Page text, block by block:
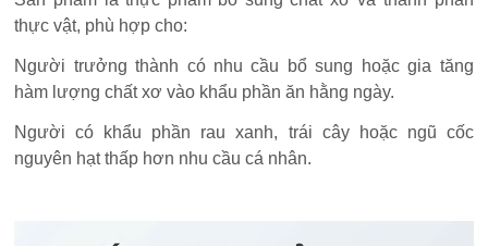
thực vật, phù hợp cho:
Người trưởng thành có nhu cầu bổ sung hoặc gia tăng
hàm lượng chất xơ vào khẩu phần ăn hằng ngày.
Người có khẩu phần rau xanh, trái cây hoặc ngũ cốc
nguyên hạt thấp hơn nhu cầu cá nhân.